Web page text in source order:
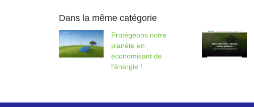
Dans la même catégorie
Protégeons notre
planète en
économisant de
l’énergie !